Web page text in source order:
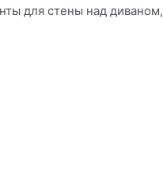
для стены над диваном,